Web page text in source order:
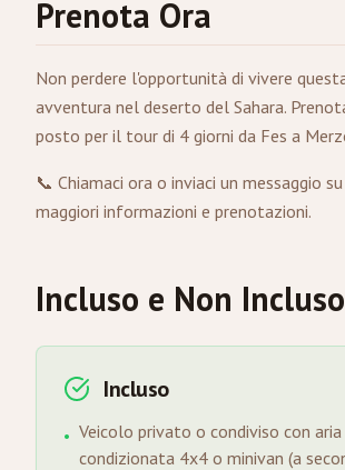
Prenota Ora
Non perdere l'opportunità di vivere
avventura nel deserto del Sahara.
posto per il tour di 4 giorni da Fes a
📞 Chiamaci ora o inviaci un messaggio su
maggiori informazioni e prenotazioni.
Incluso e Non Incluso
Incluso
• Veicolo privato o condiviso con aria
condizionata 4x4 o minivan (a